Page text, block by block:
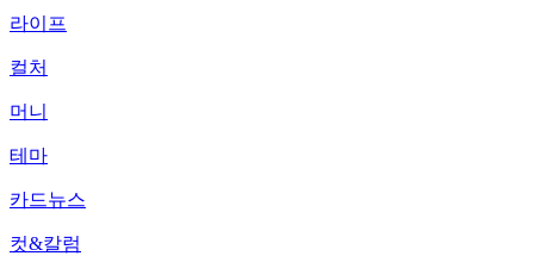
라이프
컬처
머니
테마
카드뉴스
컷&칼럼